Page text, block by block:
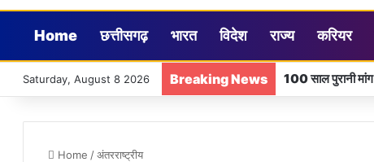
Home छत्तीसगढ़ भारत विदेश राज्य करियर
Saturday, August 8 2026 Breaking News
Home / अंतरराष्ट्रीय